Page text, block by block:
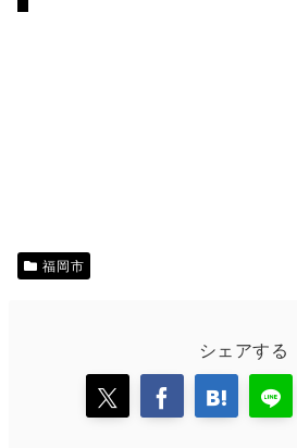
福岡市
シェアする